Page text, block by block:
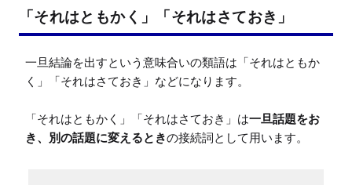
「それはともかく」「それはさておき」
一旦結論を出すという意味合いの類語は「それはともか
く」「それはさておき」などになります。
「それはともかく」「それはさておき」は一旦話題をお
き、別の話題に変えるときの接続詞として用います。